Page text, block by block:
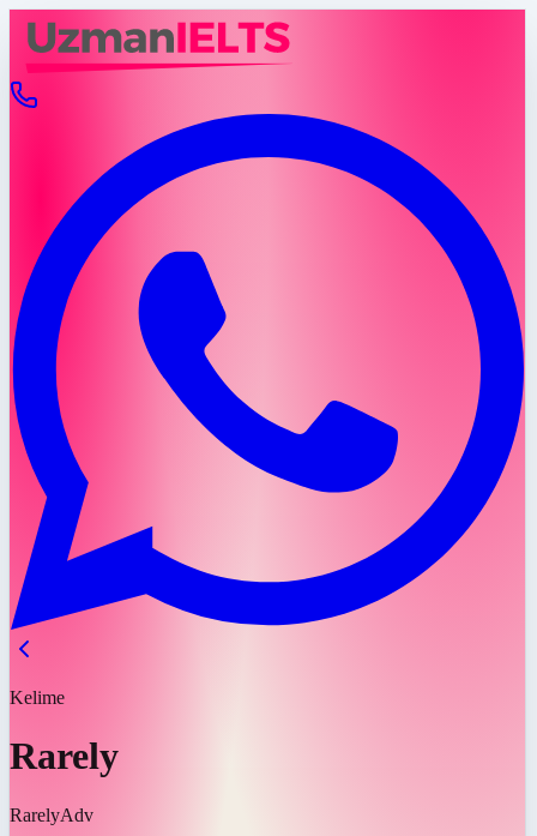
Kelime
Rarely
RarelyAdv